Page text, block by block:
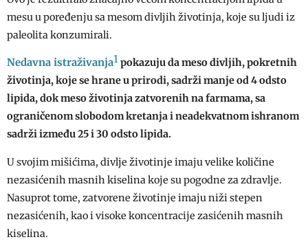
mesu u poređenju sa mesom divljih životinja, koje su ljudi iz
paleolita konzumirali.
Nedavna istraživanja1pokazuju da meso divljih, pokretnih
životinja, koje se hrane u prirodi, sadrži manje od 4 odsto
lipida, dok meso životinja zatvorenih na farmama, sa
ograničenom slobodom kretanja i neadekvatnom ishranom
sadrži između 25 i 30 odsto lipida.
U svojim mišićima, divlje životinje imaju velike količine
nezasićenih masnih kiselina koje su pogodne za zdravlje.
Nasuprot tome, zatvorene životinje imaju niži stepen
nezasićenih, kao i visoke koncentracije zasićenih masnih
kiselina.